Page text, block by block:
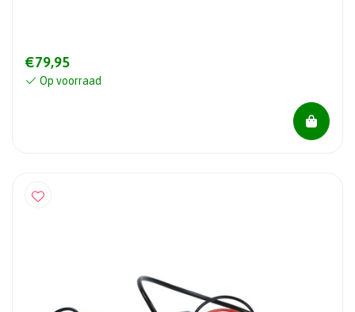
€79,95
Op voorraad